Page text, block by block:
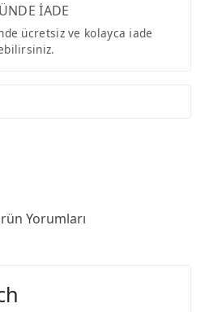
İADE
ücretsiz ve kolayca iade
Yorumları